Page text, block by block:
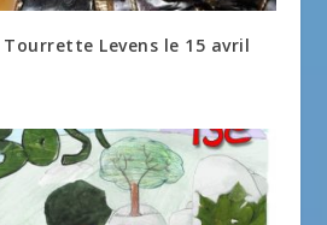
Levens le 15 avril